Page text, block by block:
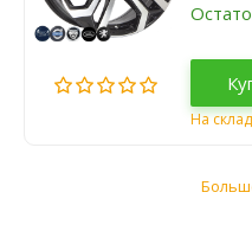
На